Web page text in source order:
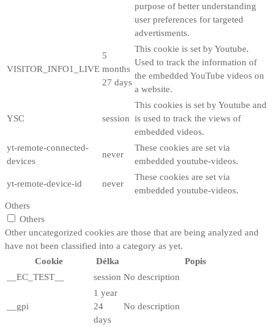
purpose of better understanding
user preferences for targeted
advertisments.
VISITOR_INFO1_LIVE
5
months
27 days
This cookie is set by Youtube.
Used to track the information of
the embedded YouTube videos on
a website.
YSC session
This cookies is set by Youtube and
is used to track the views of
embedded videos.
yt-remote-connected-
devices
never
These cookies are set via
embedded youtube-videos.
yt-remote-device-id never
These cookies are set via
embedded youtube-videos.
Others
Others
Other uncategorized cookies are those that are being analyzed and
have not been classified into a category as yet.
Cookie
Délka
Popis
__EC_TEST__
session No description
__gpi
1 year
24
days
No description